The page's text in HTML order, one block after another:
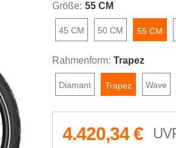
Größe: 55 CM
45 CM 50 CM 55 CM
Rahmenform: Trapez
Diamant Trapez Wave
4.420,34 €